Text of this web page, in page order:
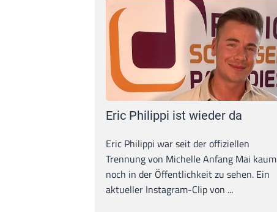
Eric Philippi ist wieder da
Eric Philippi war seit der offiziellen
Trennung von Michelle Anfang Mai kaum
noch in der Öffentlichkeit zu sehen. Ein
aktueller Instagram-Clip von ...